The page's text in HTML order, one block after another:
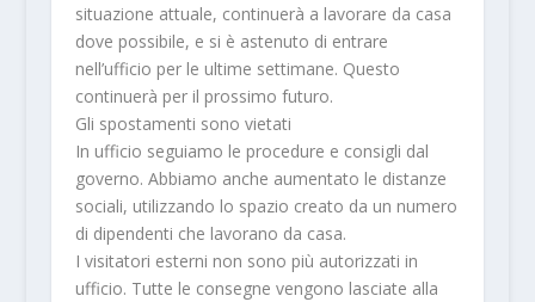
situazione attuale, continuerà a lavorare da casa
dove possibile, e si è astenuto di entrare
nell’ufficio per le ultime settimane. Questo
continuerà per il prossimo futuro.
Gli spostamenti sono vietati
In ufficio seguiamo le procedure e consigli dal
governo. Abbiamo anche aumentato le distanze
sociali, utilizzando lo spazio creato da un numero
di dipendenti che lavorano da casa.
I visitatori esterni non sono più autorizzati in
ufficio. Tutte le consegne vengono lasciate alla